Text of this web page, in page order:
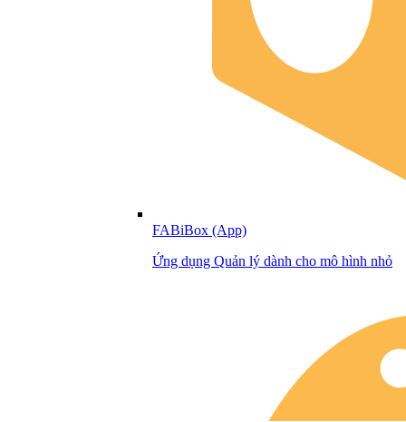
FABiBox (App)
Ứng dụng Quản lý dành cho mô hình nhỏ